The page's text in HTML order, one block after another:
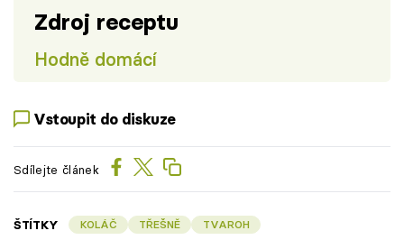
Zdroj receptu
Hodně domácí
Vstoupit do diskuze
Sdílejte článek
ŠTÍTKY KOLÁČ TŘEŠNĚ TVAROH